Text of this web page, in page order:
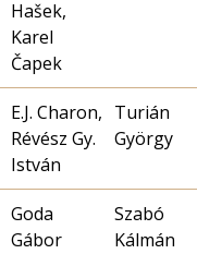
Hašek,
Karel
Čapek
E.J. Charon,
Révész Gy.
István
Turián
György
Goda
Gábor
Szabó
Kálmán